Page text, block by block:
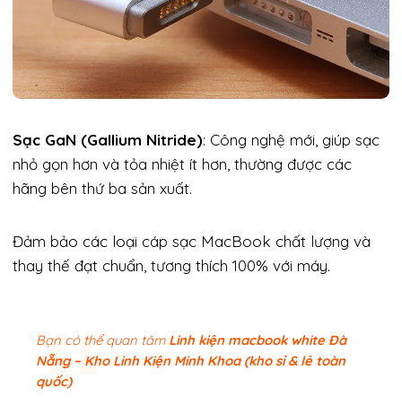
Sạc GaN (Gallium Nitride): Công nghệ mới, giúp sạc
nhỏ gọn hơn và tỏa nhiệt ít hơn, thường được các
hãng bên thứ ba sản xuất.
Đảm bảo các loại cáp sạc MacBook chất lượng và
thay thế đạt chuẩn, tương thích 100% với máy.
Bạn có thể quan tâm Linh kiện macbook white Đà
Nẵng – Kho Linh Kiện Minh Khoa (kho sỉ & lẻ toàn
quốc)